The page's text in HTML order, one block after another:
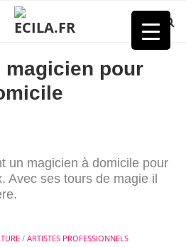
magicien pour
un magicien à domicile pour
Avec ses tours de magie il
/ ARTISTES PROFESSIONNELS